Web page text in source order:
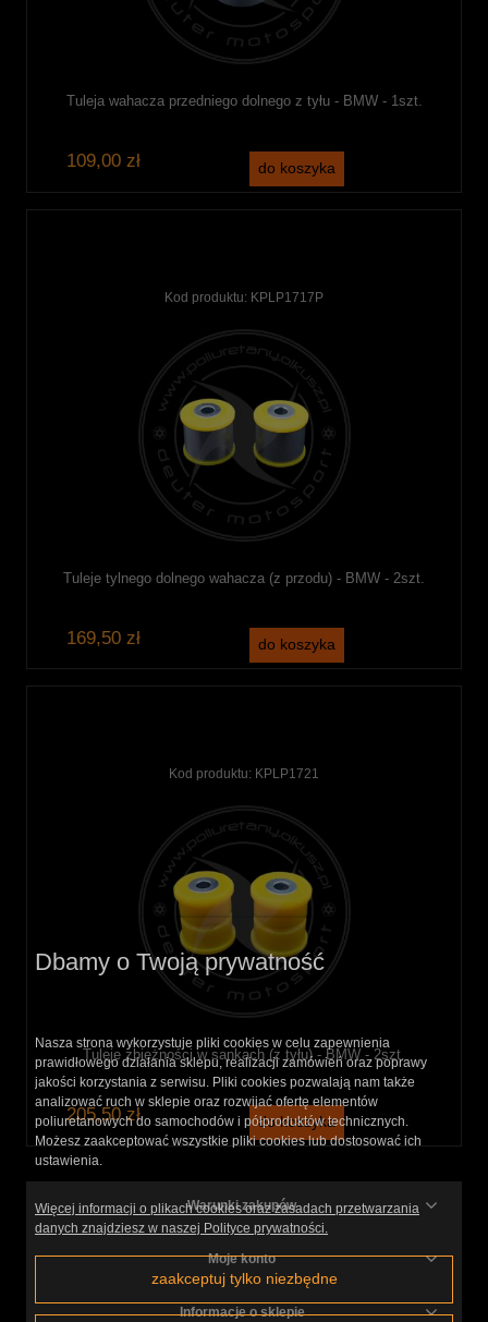
Tuleja wahacza przedniego dolnego z tyłu - BMW - 1szt.
109,00 zł do koszyka
Kod produktu: KPLP1717P
Tuleje tylnego dolnego wahacza (z przodu) - BMW - 2szt.
169,50 zł do koszyka
Kod produktu: KPLP1721
Tuleje zbieżności w sankach (z tyłu) - BMW - 2szt.
205,50 zł do koszyka
Warunki zakupów
Moje konto
Informacje o sklepie
Dbamy o Twoją prywatność
Nasza strona wykorzystuje pliki cookies w celu zapewnienia
prawidłowego działania sklepu, realizacji zamówień oraz poprawy
jakości korzystania z serwisu. Pliki cookies pozwalają nam także
analizować ruch w sklepie oraz rozwijać ofertę elementów
poliuretanowych do samochodów i półproduktów technicznych.
Możesz zaakceptować wszystkie pliki cookies lub dostosować ich
ustawienia.
Więcej informacji o plikach cookies oraz zasadach przetwarzania
danych znajdziesz w naszej Polityce prywatności.
zaakceptuj tylko niezbędne